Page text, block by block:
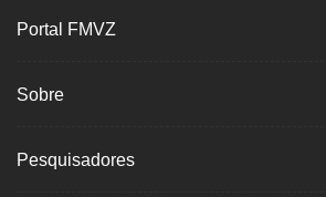
Portal FMVZ
Sobre
Pesquisadores